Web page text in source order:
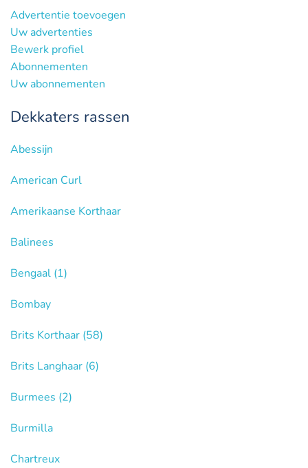
Advertentie toevoegen
Uw advertenties
Bewerk profiel
Abonnementen
Uw abonnementen
Dekkaters rassen
Abessijn
American Curl
Amerikaanse Korthaar
Balinees
Bengaal (1)
Bombay
Brits Korthaar (58)
Brits Langhaar (6)
Burmees (2)
Burmilla
Chartreux